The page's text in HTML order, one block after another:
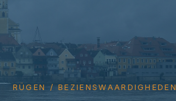
RÜGEN / BEZIENSWAARDIGHEDEN